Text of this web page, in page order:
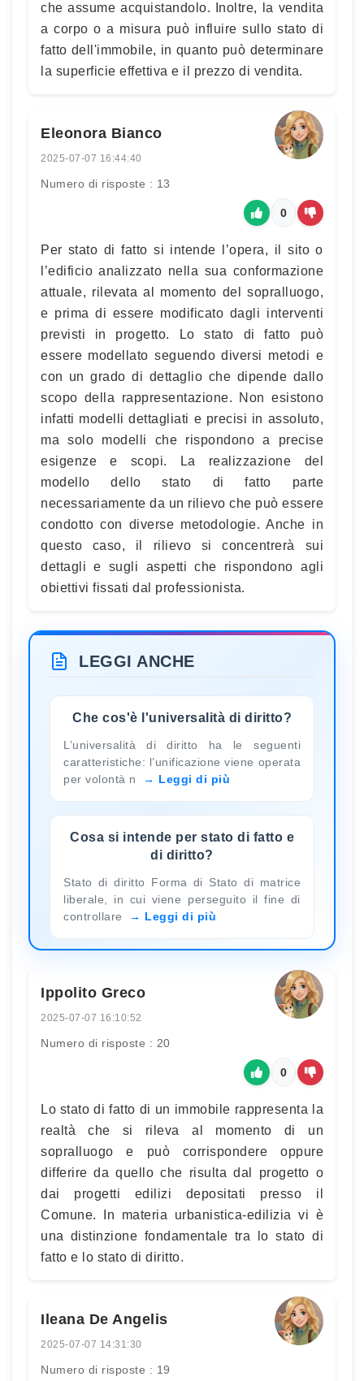
che assume acquistandolo. Inoltre, la vendita
a corpo o a misura può influire sullo stato di
fatto dell'immobile, in quanto può determinare
la superficie effettiva e il prezzo di vendita.
Eleonora Bianco
2025-07-07 16:44:40
Numero di risposte : 13
0
Per stato di fatto si intende l’opera, il sito o
l’edificio analizzato nella sua conformazione
attuale, rilevata al momento del sopralluogo,
e prima di essere modificato dagli interventi
previsti in progetto. Lo stato di fatto può
essere modellato seguendo diversi metodi e
con un grado di dettaglio che dipende dallo
scopo della rappresentazione. Non esistono
infatti modelli dettagliati e precisi in assoluto,
ma solo modelli che rispondono a precise
esigenze e scopi. La realizzazione del
modello dello stato di fatto parte
necessariamente da un rilievo che può essere
condotto con diverse metodologie. Anche in
questo caso, il rilievo si concentrerà sui
dettagli e sugli aspetti che rispondono agli
obiettivi fissati dal professionista.
LEGGI ANCHE
Che cos'è l'universalità di diritto?
L’universalità di diritto ha le seguenti
caratteristiche: l’unificazione viene operata
per volontà n
Leggi di più
Cosa si intende per stato di fatto e
di diritto?
Stato di diritto Forma di Stato di matrice
liberale, in cui viene perseguito il fine di
controllare
Leggi di più
Ippolito Greco
2025-07-07 16:10:52
Numero di risposte : 20
0
Lo stato di fatto di un immobile rappresenta la
realtà che si rileva al momento di un
sopralluogo e può corrispondere oppure
differire da quello che risulta dal progetto o
dai progetti edilizi depositati presso il
Comune. In materia urbanistica-edilizia vi è
una distinzione fondamentale tra lo stato di
fatto e lo stato di diritto.
Ileana De Angelis
2025-07-07 14:31:30
Numero di risposte : 19